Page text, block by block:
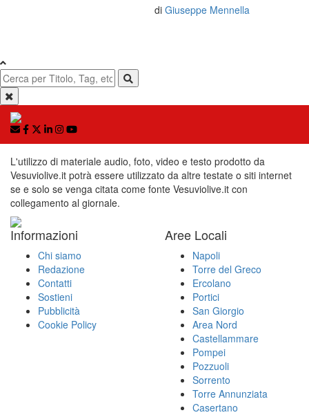
di Giuseppe Mennella
L'utilizzo di materiale audio, foto, video e testo prodotto da
Vesuviolive.it potrà essere utilizzato da altre testate o siti internet
se e solo se venga citata come fonte Vesuviolive.it con
collegamento al giornale.
Informazioni
Chi siamo
Redazione
Contatti
Sostieni
Pubblicità
Cookie Policy
Aree Locali
Napoli
Torre del Greco
Ercolano
Portici
San Giorgio
Area Nord
Castellammare
Pompei
Pozzuoli
Sorrento
Torre Annunziata
Casertano